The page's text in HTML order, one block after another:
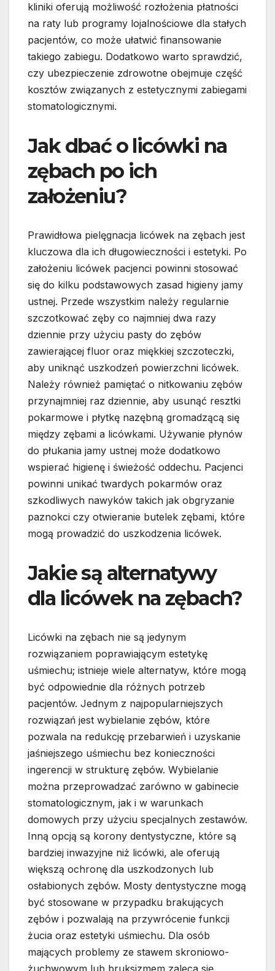
kliniki oferują możliwość rozłożenia płatności
na raty lub programy lojalnościowe dla stałych
pacjentów, co może ułatwić finansowanie
takiego zabiegu. Dodatkowo warto sprawdzić,
czy ubezpieczenie zdrowotne obejmuje część
kosztów związanych z estetycznymi zabiegami
stomatologicznymi.
Jak dbać o licówki na
zębach po ich
założeniu?
Prawidłowa pielęgnacja licówek na zębach jest
kluczowa dla ich długowieczności i estetyki. Po
założeniu licówek pacjenci powinni stosować
się do kilku podstawowych zasad higieny jamy
ustnej. Przede wszystkim należy regularnie
szczotkować zęby co najmniej dwa razy
dziennie przy użyciu pasty do zębów
zawierającej fluor oraz miękkiej szczoteczki,
aby uniknąć uszkodzeń powierzchni licówek.
Należy również pamiętać o nitkowaniu zębów
przynajmniej raz dziennie, aby usunąć resztki
pokarmowe i płytkę nazębną gromadzącą się
między zębami a licówkami. Używanie płynów
do płukania jamy ustnej może dodatkowo
wspierać higienę i świeżość oddechu. Pacjenci
powinni unikać twardych pokarmów oraz
szkodliwych nawyków takich jak obgryzanie
paznokci czy otwieranie butelek zębami, które
mogą prowadzić do uszkodzenia licówek.
Jakie są alternatywy
dla licówek na zębach?
Licówki na zębach nie są jedynym
rozwiązaniem poprawiającym estetykę
uśmiechu; istnieje wiele alternatyw, które mogą
być odpowiednie dla różnych potrzeb
pacjentów. Jednym z najpopularniejszych
rozwiązań jest wybielanie zębów, które
pozwala na redukcję przebarwień i uzyskanie
jaśniejszego uśmiechu bez konieczności
ingerencji w strukturę zębów. Wybielanie
można przeprowadzać zarówno w gabinecie
stomatologicznym, jak i w warunkach
domowych przy użyciu specjalnych zestawów.
Inną opcją są korony dentystyczne, które są
bardziej inwazyjne niż licówki, ale oferują
większą ochronę dla uszkodzonych lub
osłabionych zębów. Mosty dentystyczne mogą
być stosowane w przypadku brakujących
zębów i pozwalają na przywrócenie funkcji
żucia oraz estetyki uśmiechu. Dla osób
mających problemy ze stawem skroniowo-